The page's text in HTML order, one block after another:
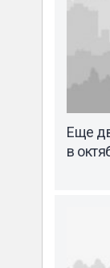
Еще
в